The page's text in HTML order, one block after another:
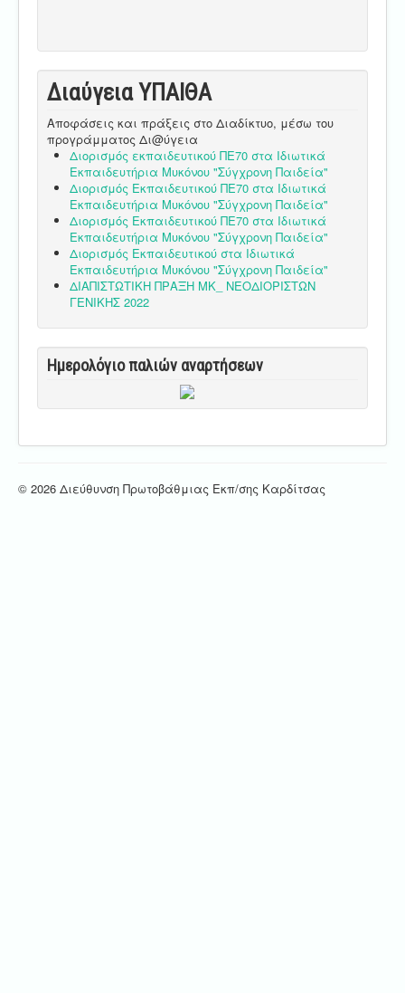
Διαύγεια ΥΠΑΙΘA
Αποφάσεις και πράξεις στο Διαδίκτυο, μέσω του
προγράμματος Δι@ύγεια
Διορισμός εκπαιδευτικού ΠΕ70 στα Ιδιωτικά
Εκπαιδευτήρια Μυκόνου "Σύγχρονη Παιδεία"
Διορισμός Εκπαιδευτικού ΠΕ70 στα Ιδιωτικά
Εκπαιδευτήρια Μυκόνου "Σύγχρονη Παιδεία"
Διορισμός Εκπαιδευτικού ΠΕ70 στα Ιδιωτικά
Εκπαιδευτήρια Μυκόνου "Σύγχρονη Παιδεία"
Διορισμός Εκπαιδευτικού στα Ιδιωτικά
Εκπαιδευτήρια Μυκόνου "Σύγχρονη Παιδεία"
ΔΙΑΠΙΣΤΩΤΙΚΗ ΠΡΑΞΗ ΜΚ_ ΝΕΟΔΙΟΡΙΣΤΩΝ
ΓΕΝΙΚΗΣ 2022
Ημερολόγιο παλιών αναρτήσεων
© 2026 Διεύθυνση Πρωτοβάθμιας Εκπ/σης Καρδίτσας